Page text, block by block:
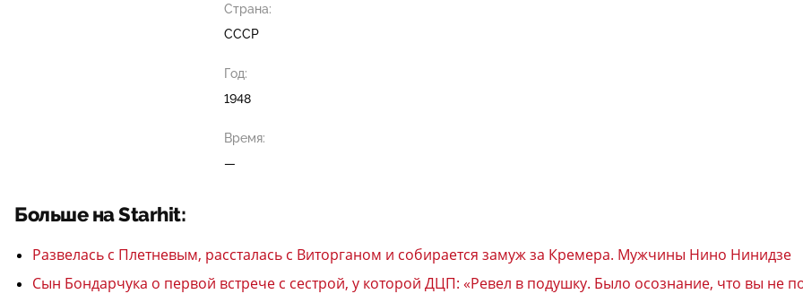
Страна:
СССР
Год:
1948
Время:
—
Больше на Starhit:
Развелась с Плетневым, рассталась с Виторганом и собирается замуж за Кремера. Мужчины Нино Нинидзе
Сын Бондарчука о первой встрече с сестрой, у которой ДЦП: «Ревел в подушку. Было осознание, что вы не